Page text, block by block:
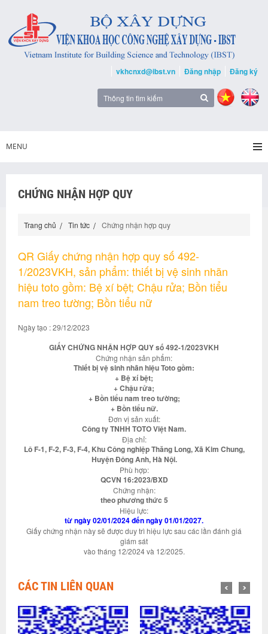
vkhcnxd@ibst.vn Đăng nhập Đăng ký
MENU
CHỨNG NHẬN HỢP QUY
Trang chủ Tin tức Chứng nhận hợp quy
QR Giấy chứng nhận hợp quy số 492-
1/2023VKH, sản phẩm: thiết bị vệ sinh nhãn
hiệu toto gồm: Bệ xí bệt; Chậu rửa; Bồn tiểu
nam treo tường; Bồn tiểu nữ
Ngày tạo : 29/12/2023
GIẤY CHỨNG NHẬN HỢP QUY số 492-1/2023VKH
Chứng nhận sản phẩm:
Thiết bị vệ sinh nhãn hiệu Toto gồm:
+ Bệ xí bệt;
+ Chậu rửa;
+ Bồn tiểu nam treo tường;
+ Bồn tiểu nữ.
Đơn vị sản xuất:
Công ty TNHH TOTO Việt Nam.
Địa chỉ:
Lô F-1, F-2, F-3, F-4, Khu Công nghiệp Thăng Long, Xã Kim Chung,
Huyện Đông Anh, Hà Nội.
Phù hợp:
QCVN 16:2023/BXD
Chứng nhận:
theo phương thức 5
Hiệu lực:
từ ngày 02/01/2024 đến ngày 01/01/2027.
Giấy chứng nhận này sẽ được duy trì hiệu lực sau các lần đánh giá
giám sát
vào tháng 12/2024 và 12/2025.
CÁC TIN LIÊN QUAN